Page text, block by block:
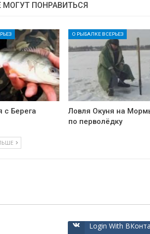
МОГУТ ПОНРАВИТЬСЯ
с Берега
О РЫБАЛКЕ ВСЕРЬЕЗ
Ловля Окуня на
по перволёдку
Login With